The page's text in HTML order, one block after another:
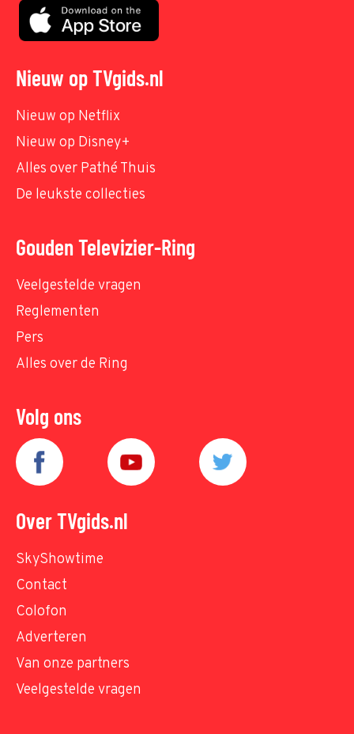
Nieuw op TVgids.nl
Nieuw op Netflix
Nieuw op Disney+
Alles over Pathé Thuis
De leukste collecties
Gouden Televizier-Ring
Veelgestelde vragen
Reglementen
Pers
Alles over de Ring
Volg ons
Over TVgids.nl
SkyShowtime
Contact
Colofon
Adverteren
Van onze partners
Veelgestelde vragen